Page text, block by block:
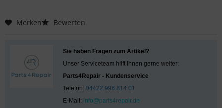
Merken Bewerten
Sie haben Fragen zum Artikel?
Unser Serviceteam hilft Ihnen gerne weiter:
Parts4Repair - Kundenservice
Telefon: 04422 996 814 01
E-Mail: info@parts4repair.de